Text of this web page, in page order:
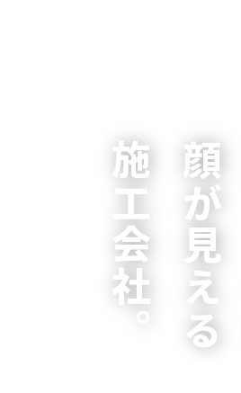
顔が見える
施工会社。